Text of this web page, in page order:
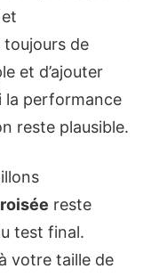
toujours de
et d’ajouter
la performance
reste plausible.
reste
test final.
votre taille de